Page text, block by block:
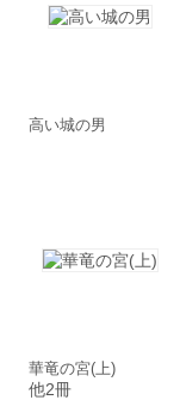
高い城の男
華竜の宮(上)
他2冊